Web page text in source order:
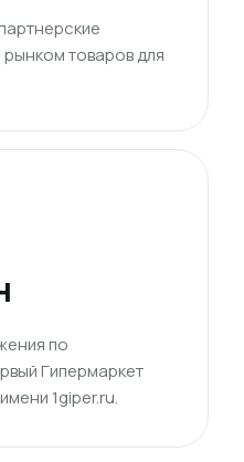
товаров для
по
Гипермаркет
1giper.ru.